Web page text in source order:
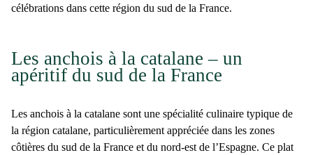
célébrations dans cette région du sud de la France.
Les anchois à la catalane – un
apéritif du sud de la France
Les anchois à la catalane sont une spécialité culinaire typique de
la région catalane, particulièrement appréciée dans les zones
côtières du sud de la France et du nord-est de l’Espagne. Ce plat